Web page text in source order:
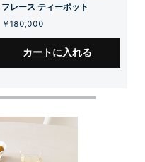
フレース ティーポット
￥180,000
カートに入れる